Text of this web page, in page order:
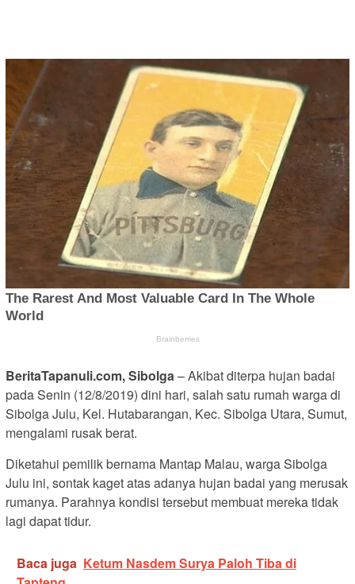
BeritaTapanuli.com, Sibolga– Akibat diterpa hujan badai
pada Senin (12/8/2019) dini hari, salah satu rumah warga di
Sibolga Julu, Kel. Hutabarangan, Kec. Sibolga Utara, Sumut,
mengalami rusak berat.
Diketahui pemilik bernama Mantap Malau, warga Sibolga
Julu ini, sontak kaget atas adanya hujan badai yang merusak
rumanya. Parahnya kondisi tersebut membuat mereka tidak
lagi dapat tidur.
Baca juga Ketum Nasdem Surya Paloh Tiba di